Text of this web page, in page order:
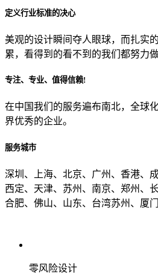
贵公司的团队规模是？
目前主要的营销渠道是？
定义行业标准的决心
美观的设计瞬间夺人眼球，而扎实
累，看得到的看不到的我们都努力做
专注、专业、值得信赖!
在中国我们的服务遍布南北，全球
界优秀的企业。
服务城市
深圳、上海、北京、广州、香港、
西定、天津、苏州、南京、郑州、
合肥、佛山、山东、台湾苏州、厦
零风险设计